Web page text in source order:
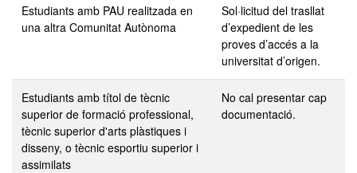
Estudiants amb PAU realitzada en
una altra Comunitat Autònoma
Sol·licitud del trasllat
d’expedient de les
proves d’accés a la
universitat d’origen.
Estudiants amb títol de tècnic
superior de formació professional,
tècnic superior d'arts plàstiques i
disseny, o tècnic esportiu superior i
assimilats
No cal presentar cap
documentació.